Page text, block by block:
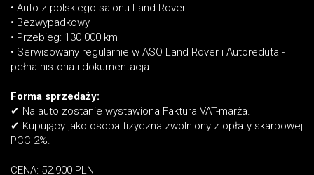
• Auto z polskiego salonu Land Rover
• Bezwypadkowy
• Przebieg: 130 000 km
• Serwisowany regularnie w ASO Land Rover i Autoreduta -
pełna historia i dokumentacja
Forma sprzedaży:
✔ Na auto zostanie wystawiona Faktura VAT-marża.
✔ Kupujący jako osoba fizyczna zwolniony z opłaty skarbowej
PCC 2%.
CENA: 52.900 PLN